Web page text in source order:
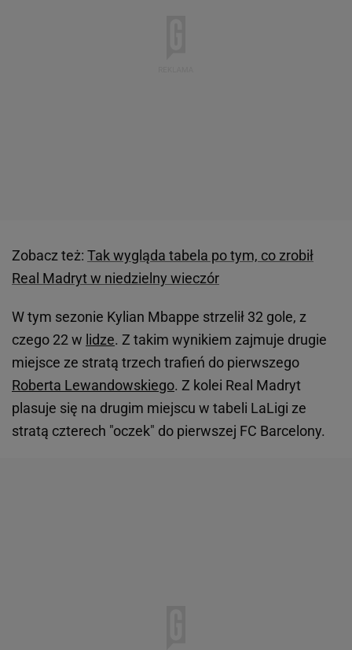
Zobacz też: Tak wygląda tabela po tym, co zrobił
Real Madryt w niedzielny wieczór
W tym sezonie Kylian Mbappe strzelił 32 gole, z
czego 22 w lidze. Z takim wynikiem zajmuje drugie
miejsce ze stratą trzech trafień do pierwszego
Roberta Lewandowskiego. Z kolei Real Madryt
plasuje się na drugim miejscu w tabeli LaLigi ze
stratą czterech "oczek" do pierwszej FC Barcelony.